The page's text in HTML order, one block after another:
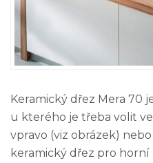
Keramický dřez Mera 70
u kterého je třeba volit
vpravo (viz obrázek)
keramický dřez pro horní